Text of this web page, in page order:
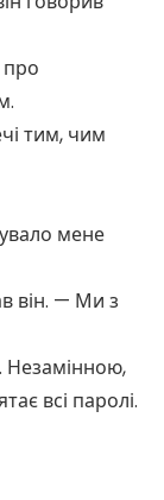
тим, чим
мене
він. — Ми з
всі паролі.